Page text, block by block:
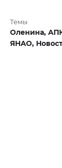
Темы
Оленина,
ЯНАО,